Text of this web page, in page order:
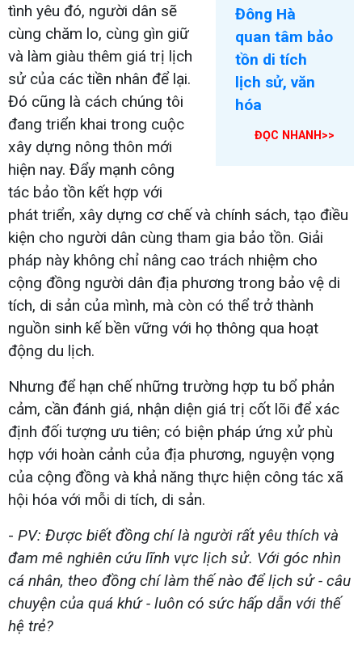
Đông Hà
quan tâm bảo
tồn di tích
lịch sử, văn
hóa
ĐỌC NHANH>>
tình yêu đó, người dân sẽ
cùng chăm lo, cùng gìn giữ
và làm giàu thêm giá trị lịch
sử của các tiền nhân để lại.
Đó cũng là cách chúng tôi
đang triển khai trong cuộc
xây dựng nông thôn mới
hiện nay. Đẩy mạnh công
tác bảo tồn kết hợp với
phát triển, xây dựng cơ chế và chính sách, tạo điều
kiện cho người dân cùng tham gia bảo tồn. Giải
pháp này không chỉ nâng cao trách nhiệm cho
cộng đồng người dân địa phương trong bảo vệ di
tích, di sản của mình, mà còn có thể trở thành
nguồn sinh kế bền vững với họ thông qua hoạt
động du lịch.
Nhưng để hạn chế những trường hợp tu bổ phản
cảm, cần đánh giá, nhận diện giá trị cốt lõi để xác
định đối tượng ưu tiên; có biện pháp ứng xử phù
hợp với hoàn cảnh của địa phương, nguyện vọng
của cộng đồng và khả năng thực hiện công tác xã
hội hóa với mỗi di tích, di sản.
- PV: Được biết đồng chí là người rất yêu thích và
đam mê nghiên cứu lĩnh vực lịch sử. Với góc nhìn
cá nhân, theo đồng chí làm thế nào để lịch sử - câu
chuyện của quá khứ - luôn có sức hấp dẫn với thế
hệ trẻ?